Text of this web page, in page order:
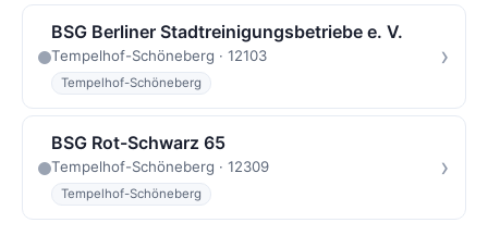
BSG Berliner Stadtreinigungsbetriebe e. V.
Tempelhof-Schöneberg · 12103
Tempelhof-Schöneberg
›
BSG Rot-Schwarz 65
Tempelhof-Schöneberg · 12309
Tempelhof-Schöneberg
›